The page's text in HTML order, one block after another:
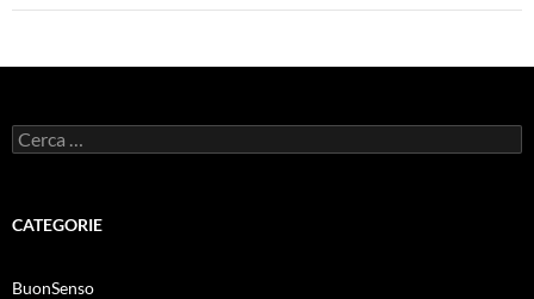
Ricerca
per:
CATEGORIE
BuonSenso